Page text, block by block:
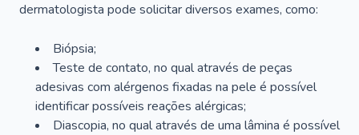
dermatologista pode solicitar diversos exames, como:
Biópsia;
Teste de contato, no qual através de peças
adesivas com alérgenos fixadas na pele é possível
identificar possíveis reações alérgicas;
Diascopia, no qual através de uma lâmina é possível